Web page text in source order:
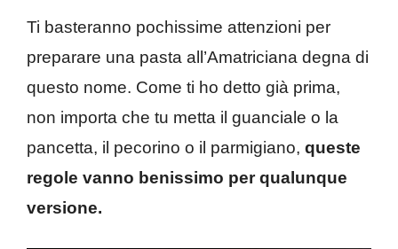
Ti basteranno pochissime attenzioni per
preparare una pasta all’Amatriciana degna di
questo nome. Come ti ho detto già prima,
non importa che tu metta il guanciale o la
pancetta, il pecorino o il parmigiano, queste
regole vanno benissimo per qualunque
versione.